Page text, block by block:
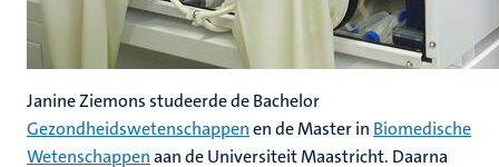
Janine Ziemons studeerde de Bachelor
Gezondheidswetenschappenen de Master in Biomedische
Wetenschappenaan de Universiteit Maastricht. Daarna